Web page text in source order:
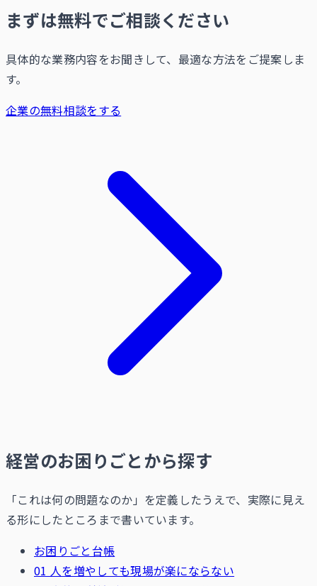
まずは無料でご相談ください
具体的な業務内容をお聞きして、最適な方法をご提案しま
す。
企業の無料相談をする
経営のお困りごとから探す
「これは何の問題なのか」を定義したうえで、実際に見え
る形にしたところまで書いています。
お困りごと台帳
01 人を増やしても現場が楽にならない